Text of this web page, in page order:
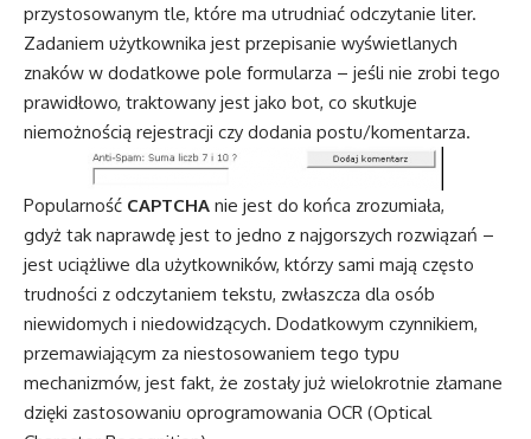
przystosowanym tle, które ma utrudniać odczytanie liter.
Zadaniem użytkownika jest przepisanie wyświetlanych
znaków w dodatkowe pole formularza – jeśli nie zrobi tego
prawidłowo, traktowany jest jako bot, co skutkuje
niemożnością rejestracji czy dodania postu/komentarza.
Popularność CAPTCHA nie jest do końca zrozumiała,
gdyż tak naprawdę jest to jedno z najgorszych rozwiązań –
jest uciążliwe dla użytkowników, którzy sami mają często
trudności z odczytaniem tekstu, zwłaszcza dla osób
niewidomych i niedowidzących. Dodatkowym czynnikiem,
przemawiającym za niestosowaniem tego typu
mechanizmów, jest fakt, że zostały już wielokrotnie złamane
dzięki zastosowaniu oprogramowania OCR (Optical